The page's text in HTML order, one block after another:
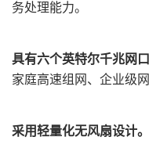
务处理能力。
具有六个英特尔千兆网口
家庭高速组网 、企业级
采用轻量化无风扇设计。